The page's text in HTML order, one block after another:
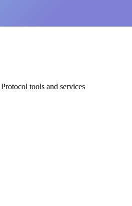
tools and services